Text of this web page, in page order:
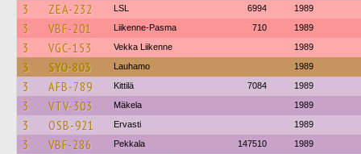
3 ZEA-232 LSL 6994 1989
3 VBF-201 Liikenne-Pasma 710 1989
3 VGC-153 Vekka Liikenne 1989
3 SYO-803 Lauhamo 1989
3 AFB-789 Kittilä 7084 1989
3 VTV-303 Mäkela 1989
3 OSB-921 Ervasti 1989
3 VBF-286 Pekkala 147510 1989